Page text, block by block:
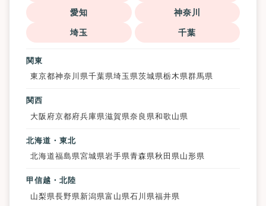
愛知 神奈川
埼玉 千葉
関東
東京都神奈川県千葉県埼玉県茨城県栃木県群馬県
関西
大阪府京都府兵庫県滋賀県奈良県和歌山県
北海道・東北
北海道福島県宮城県岩手県青森県秋田県山形県
甲信越・北陸
山梨県長野県 新潟県富山県石川県福井県